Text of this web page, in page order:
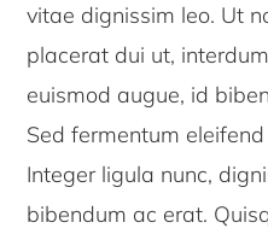
vitae dignissim leo. Ut
placerat dui ut,
euismod augue, id
Sed fermentum
Integer ligula nunc,
bibendum ac erat.